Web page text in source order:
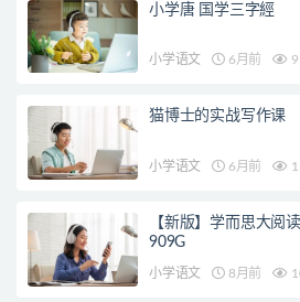
小学唐 国学三字經
小学语文 6月前 9
猫博士的实战写作课
小学语文 6月前
【新版】学而思大阅
909G
小学语文 8月前